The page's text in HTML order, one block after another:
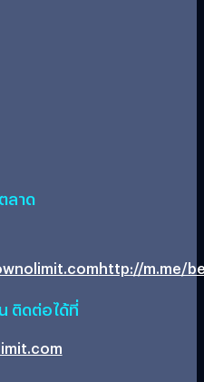
ลาด
http://m.me/
ติดต่อได้ที่